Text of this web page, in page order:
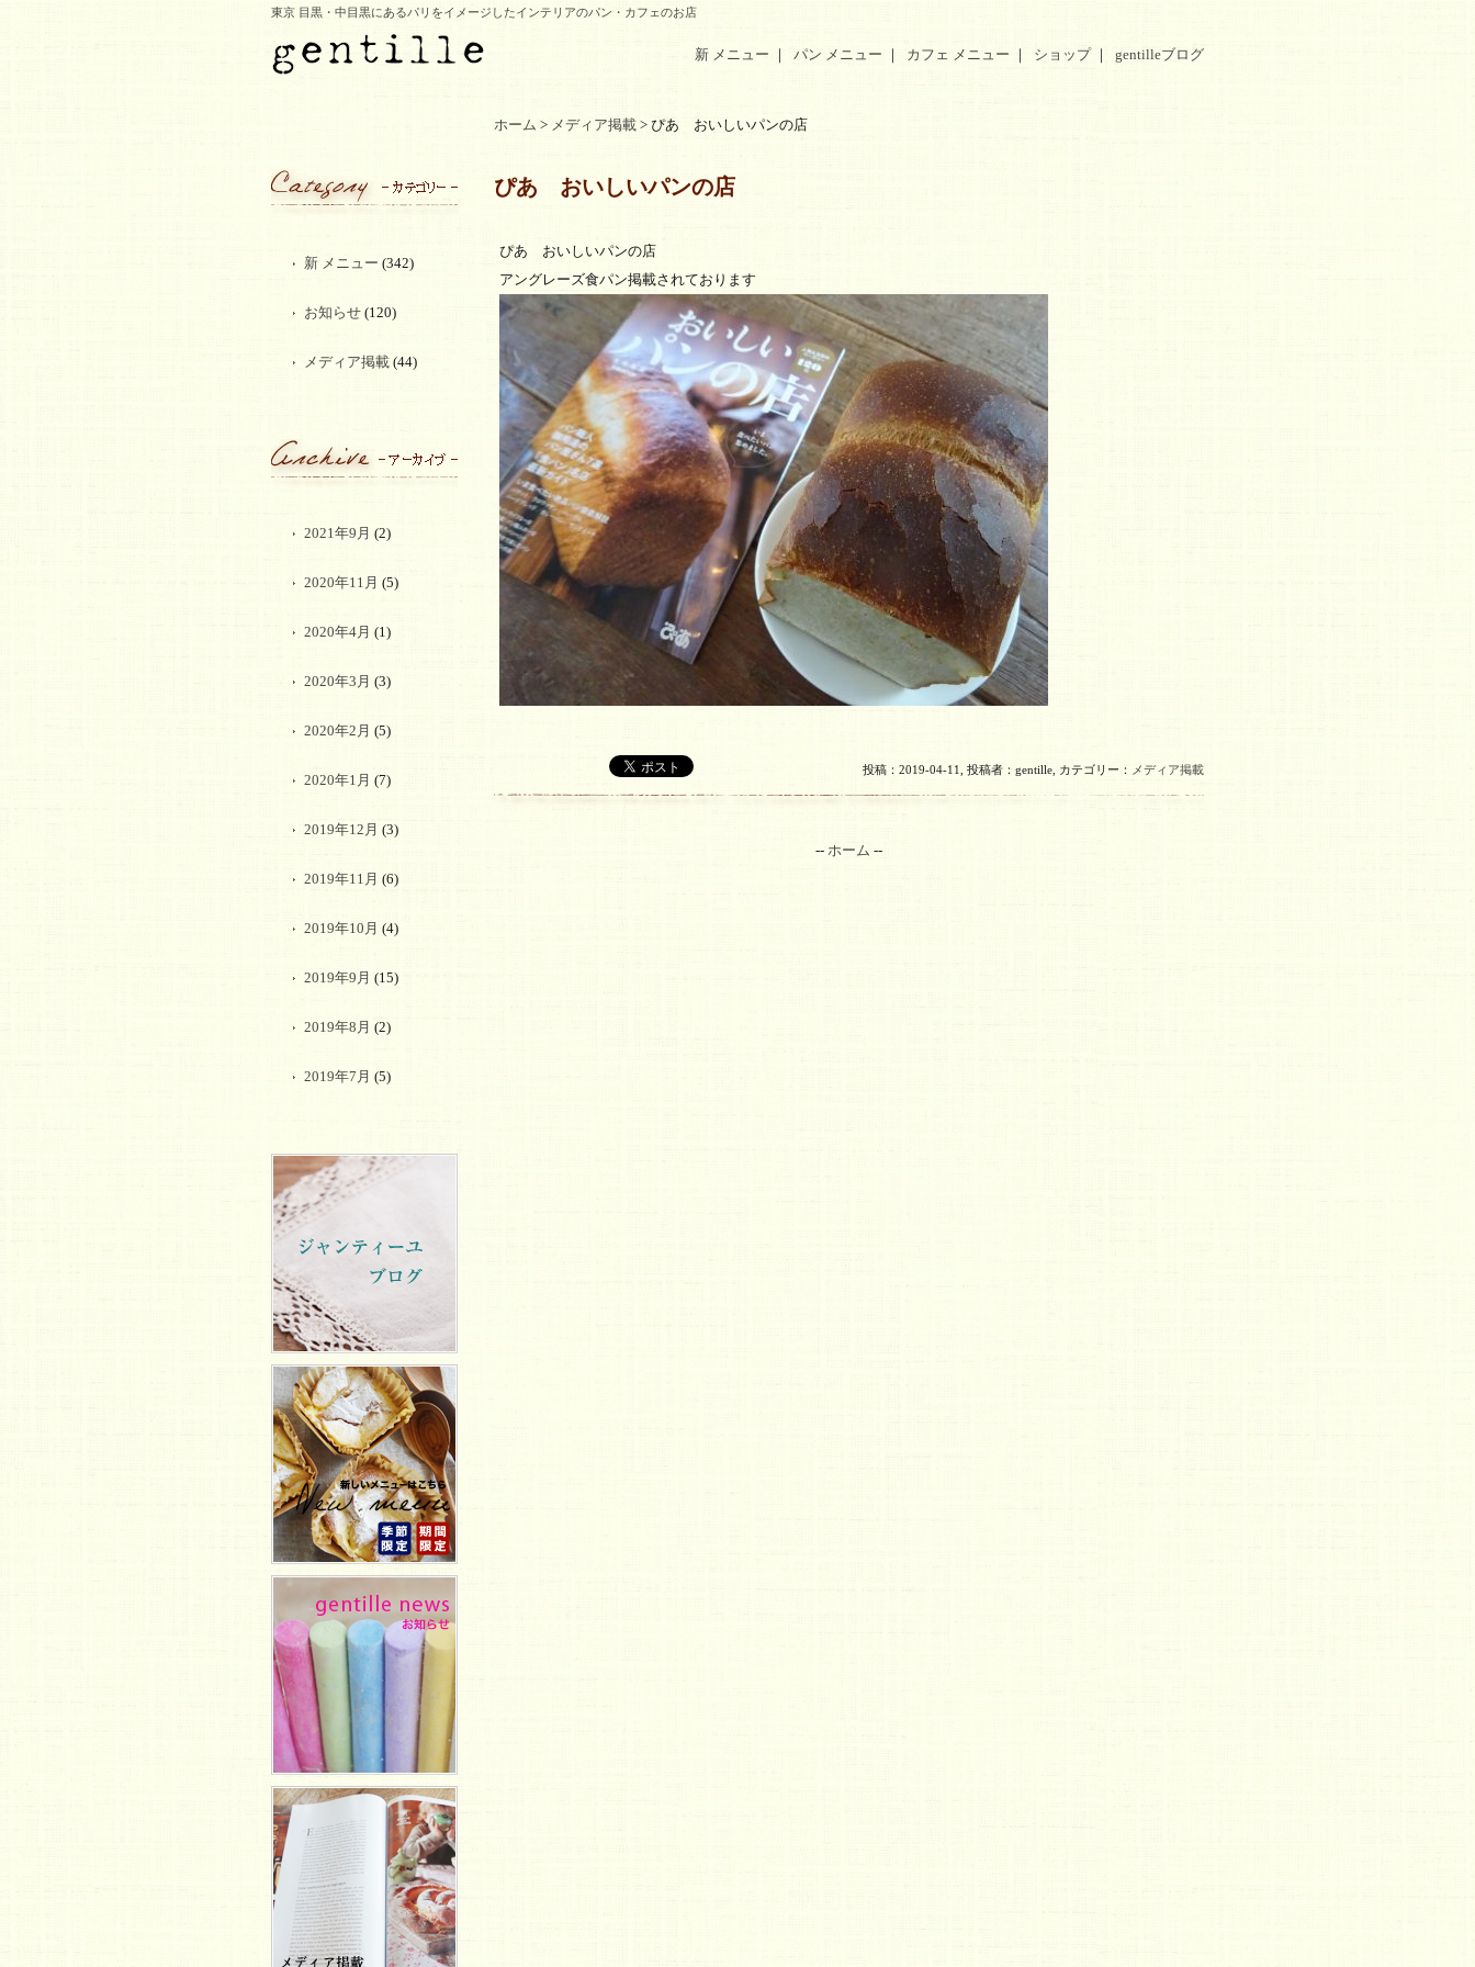
東京 目黒・中目黒にあるパリをイメージしたインテリアのパン・カフェのお店
新 メニュー ｜ パン メニュー ｜ カフェ メニュー ｜ ショップ｜ gentilleブログ
新 メニュー (342)
お知らせ (120)
メディア掲載 (44)
2021年9月 (2)
2020年11月 (5)
2020年4月 (1)
2020年3月 (3)
2020年2月 (5)
2020年1月 (7)
2019年12月 (3)
2019年11月 (6)
2019年10月 (4)
2019年9月 (15)
2019年8月 (2)
2019年7月 (5)
ホーム > メディア掲載 > ぴあ おいしいパンの店
ぴあ おいしいパンの店
ぴあ おいしいパンの店
アングレーズ食パン掲載されております
カテゴリー： メディア掲載
投稿者：gentille,
投稿：2019-04-11,
-- ホーム --